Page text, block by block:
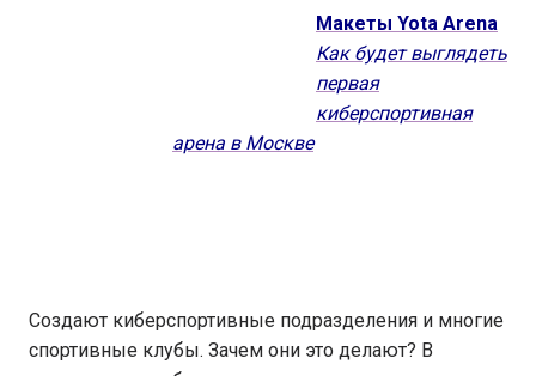
Макеты Yota Arena
Как будет выглядеть
первая
киберспортивная
арена в Москве
Создают киберспортивные подразделения и многие
спортивные клубы. Зачем они это делают? В